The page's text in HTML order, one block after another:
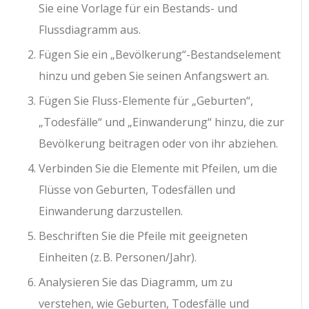
Sie eine Vorlage für ein Bestands- und
Flussdiagramm aus.
Fügen Sie ein „Bevölkerung“-Bestandselement
hinzu und geben Sie seinen Anfangswert an.
Fügen Sie Fluss-Elemente für „Geburten“,
„Todesfälle“ und „Einwanderung“ hinzu, die zur
Bevölkerung beitragen oder von ihr abziehen.
Verbinden Sie die Elemente mit Pfeilen, um die
Flüsse von Geburten, Todesfällen und
Einwanderung darzustellen.
Beschriften Sie die Pfeile mit geeigneten
Einheiten (z. B. Personen/Jahr).
Analysieren Sie das Diagramm, um zu
verstehen, wie Geburten, Todesfälle und